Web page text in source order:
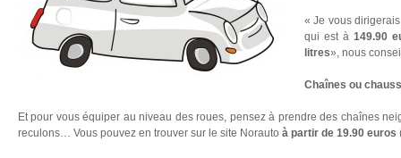
« Je vous
qui est à 149.90
litres», nous
Chaînes ou
Et pour vous équiper au niveau des roues, pensez à prendre des chaînes
reculons… Vous pouvez en trouver sur le site Norauto à partir de 19.90 euros